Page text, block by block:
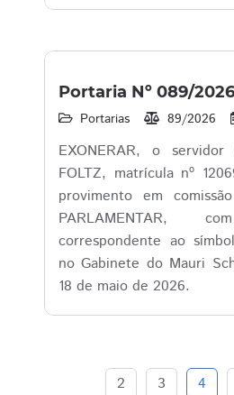
Portaria Nº 089/2026
Portarias 89/2026
EXONERAR, o servidor
FOLTZ, matrícula nº
provimento em
PARLAMENTAR,
correspondente ao
no Gabinete do Mauri
18 de maio de 2026.
2 3 4